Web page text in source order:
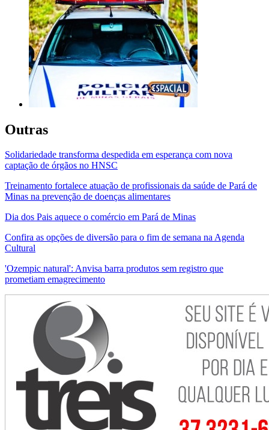
Outras
Solidariedade transforma despedida em esperança com nova
captação de órgãos no HNSC
Treinamento fortalece atuação de profissionais da saúde de Pará de
Minas na prevenção de doenças alimentares
Dia dos Pais aquece o comércio em Pará de Minas
Confira as opções de diversão para o fim de semana na Agenda
Cultural
'Ozempic natural': Anvisa barra produtos sem registro que
prometiam emagrecimento